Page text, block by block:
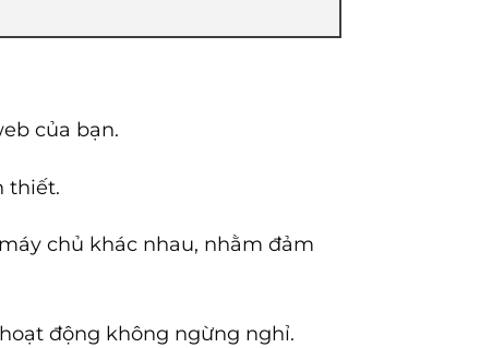
của bạn.
thiết.
chủ khác nhau, nhằm đảm
động không ngừng nghỉ.